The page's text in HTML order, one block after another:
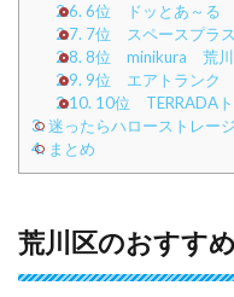
2.6. 6位 ドッとあ～る
2.7. 7位 スペースプラ
2.8. 8位 minikura 荒川
2.9. 9位 エアトランク
2.10. 10位 TERRADA
3.迷ったらハローストレー
4. まとめ
荒川区のおすす